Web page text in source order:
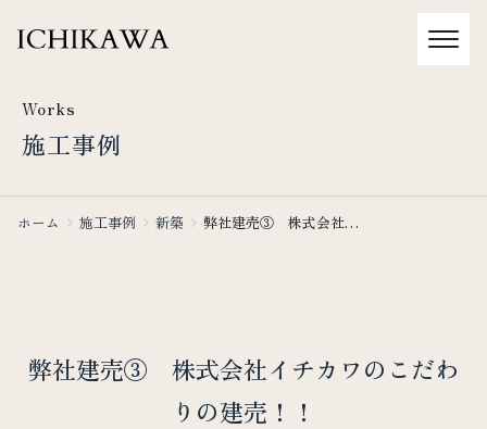
Works
施工事例
ホーム 施工事例 新築
弊社建売③ 株式会社イ
弊社建売③ 株式会社イチカワのこだわ
りの建売！！